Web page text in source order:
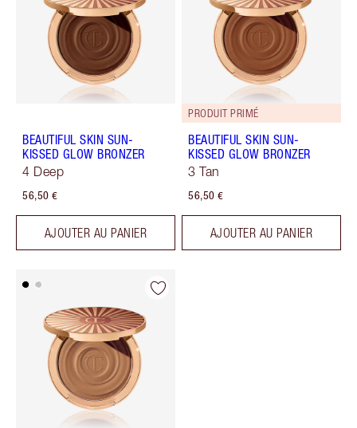
BEAUTIFUL SKIN SUN-
KISSED GLOW BRONZER
4 Deep
56,50 €
AJOUTER AU PANIER
PRODUIT PRIMÉ
BEAUTIFUL SKIN SUN-
KISSED GLOW BRONZER
3 Tan
56,50 €
AJOUTER AU PANIER